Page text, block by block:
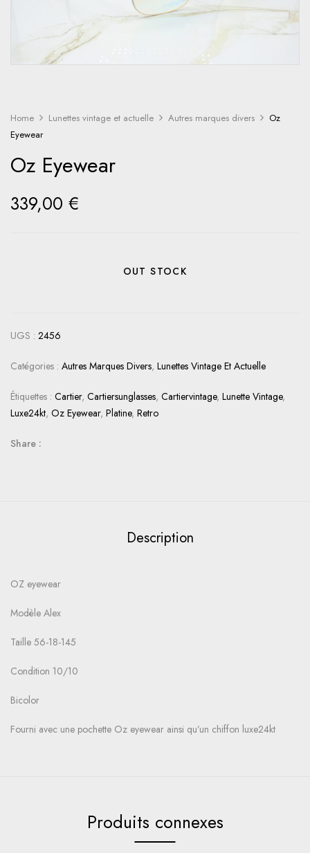
Home Lunettes vintage et actuelle Autres marques divers
Oz
Eyewear
Oz Eyewear
339,00 €
OUT STOCK
UGS : 2456
Catégories : Autres Marques Divers, Lunettes Vintage Et Actuelle
Étiquettes : Cartier, Cartiersunglasses, Cartiervintage, Lunette Vintage,
Luxe24kt, Oz Eyewear, Platine, Retro
Share :
Description
OZ eyewear
Modèle Alex
Taille 56-18-145
Condition 10/10
Bicolor
Fourni avec une pochette Oz eyewear ainsi qu’un chiffon luxe24kt
Produits connexes